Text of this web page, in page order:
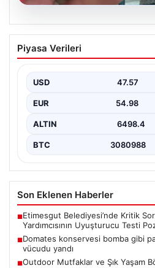
04.08.2026
Domates konservesi
9 aylık bebeğin vücudu
Piyasa Verileri
USD 47.57
EUR 54.98
ALTIN 6498.4
BTC 3080988
Son Eklenen Haberler
■Etimesgut Belediyesi’nde Kritik
Yardımcısının Uyuşturucu Testi
■Domates konservesi bomba gibi
vücudu yandı
■Outdoor Mutfaklar ve Şık Yaşam